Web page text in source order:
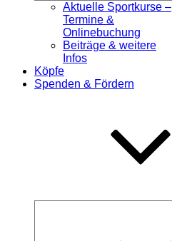
Aktuelle Sportkurse –
Termine &
Onlinebuchung
Beiträge & weitere
Infos
Köpfe
Spenden & Fördern